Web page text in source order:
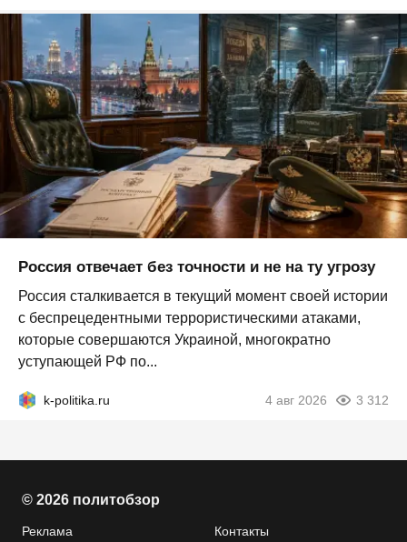
Россия отвечает без точности и не на ту угрозу
Россия сталкивается в текущий момент своей истории
с беспрецедентными террористическими атаками,
которые совершаются Украиной, многократно
уступающей РФ по...
k-politika.ru 4 авг 2026 3 312
© 2026 политобзор
Реклама Контакты